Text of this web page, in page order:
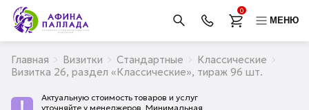
0
МЕНЮ
Главная Визитки Стандартные
Классические
Визитка 26, раздел «Классические», тираж 96 шт.
Актуальную стоимость товаров и услуг
уточняйте у менеджеров. Минимальная